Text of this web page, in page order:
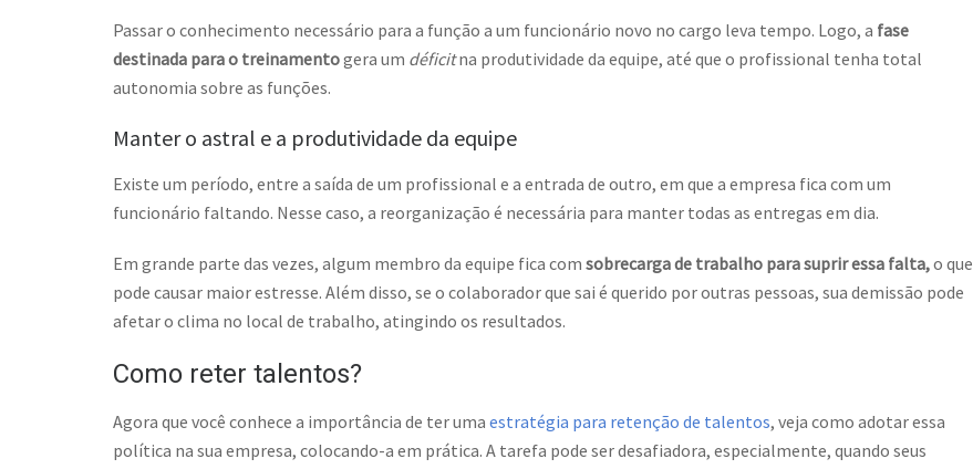
Passar o conhecimento necessário para a função a um funcionário novo no cargo leva tempo. Logo, a fase
destinada para o treinamentogera um déficitna produtividade da equipe, até que o profissional tenha total
autonomia sobre as funções.
Manter o astral e a produtividade da equipe
Existe um período, entre a saída de um profissional e a entrada de outro, em que a empresa fica com um
funcionário faltando. Nesse caso, a reorganização é necessária para manter todas as entregas em dia.
Em grande parte das vezes, algum membro da equipe fica com sobrecarga de trabalho para suprir essa falta,o que
pode causar maior estresse. Além disso, se o colaborador que sai é querido por outras pessoas, sua demissão pode
afetar o clima no local de trabalho, atingindo os resultados.
Como reter talentos?
Agora que você conhece a importância de ter uma estratégia para retenção de talentos, veja como adotar essa
política na sua empresa, colocando-a em prática. A tarefa pode ser desafiadora, especialmente, quando seus